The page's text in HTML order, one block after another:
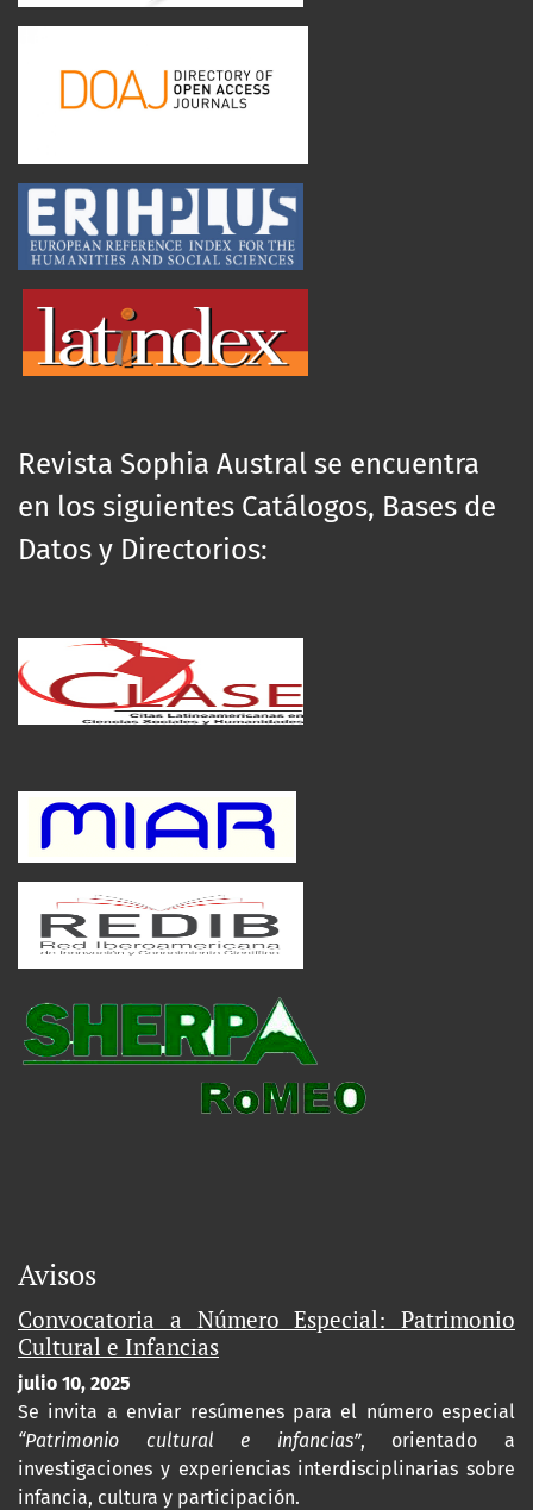
Revista Sophia Austral se encuentra
en los siguientes Catálogos, Bases de
Datos y Directorios:
Avisos
Convocatoria a Número Especial: Patrimonio
Cultural e Infancias
julio 10, 2025
Se invita a enviar resúmenes para el número especial
“Patrimonio cultural e infancias”, orientado a
investigaciones y experiencias interdisciplinarias sobre
infancia, cultura y participación.